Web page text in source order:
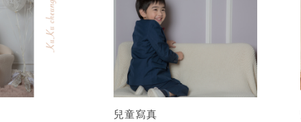
兒童寫真